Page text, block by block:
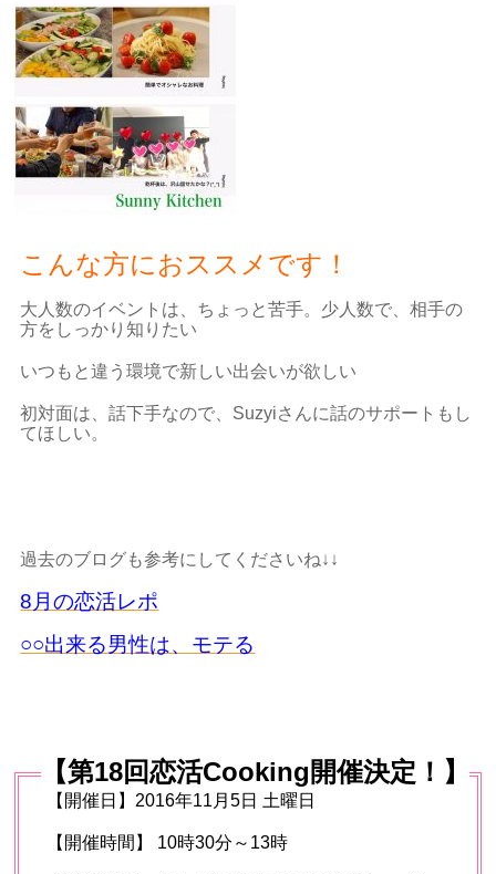
こんな方におススメです！
大人数のイベントは、ちょっと苦手。少人数で、相手の
方をしっかり知りたい
いつもと違う環境で新しい出会いが欲しい
初対面は、話下手なので、Suzyiさんに話のサポートもし
てほしい。
過去のブログも参考にしてくださいね↓↓
8月の恋活レポ
○○出来る男性は、モテる
【第18回恋活Cooking開催決定！】
【開催日】2016年11月5日 土曜日
【開催時間】 10時30分～13時